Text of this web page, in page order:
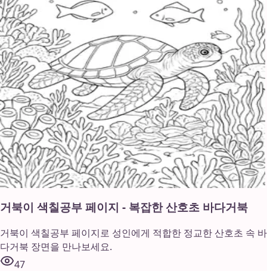
거북이 색칠공부 페이지 - 복잡한 산호초 바다거북
거북이 색칠공부 페이지로 성인에게 적합한 정교한 산호초 속 바
다거북 장면을 만나보세요.
47